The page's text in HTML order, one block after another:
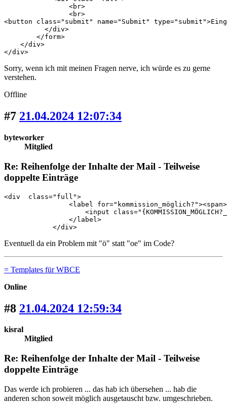
Sorry, wenn ich mit meinen Fragen nerve, ich würde es zu gerne
verstehen.
Offline
#7 21.04.2024 12:07:34
byteworker
Mitglied
Re: Reihenfolge der Inhalte der Mail - Teilweise
doppelte Einträge
<div  class="full">
<label
<input
                </label>
            </div>
Eventuell da ein Problem mit "ö" statt "oe" im Code?
= Templates für WBCE
Online
#8 21.04.2024 12:59:34
kisral
Mitglied
Re: Reihenfolge der Inhalte der Mail - Teilweise
doppelte Einträge
Das werde ich probieren ... das hab ich übersehen ... hab die
anderen schon soweit möglich ausgetauscht bzw. umgeschrieben.